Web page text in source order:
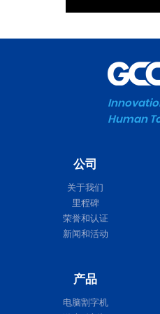
Human
公司
关于我们
里程碑
荣誉和认证
新闻和活动
产品
电脑割字机